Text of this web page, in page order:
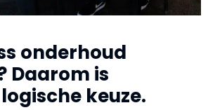
onderhoud
Daarom is
keuze.